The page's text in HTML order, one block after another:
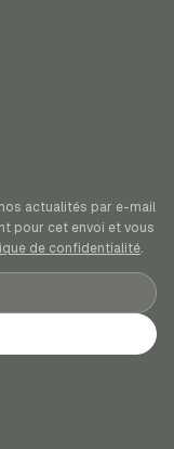
actualités par e-mail
pour cet envoi et vous
de confidentialité.